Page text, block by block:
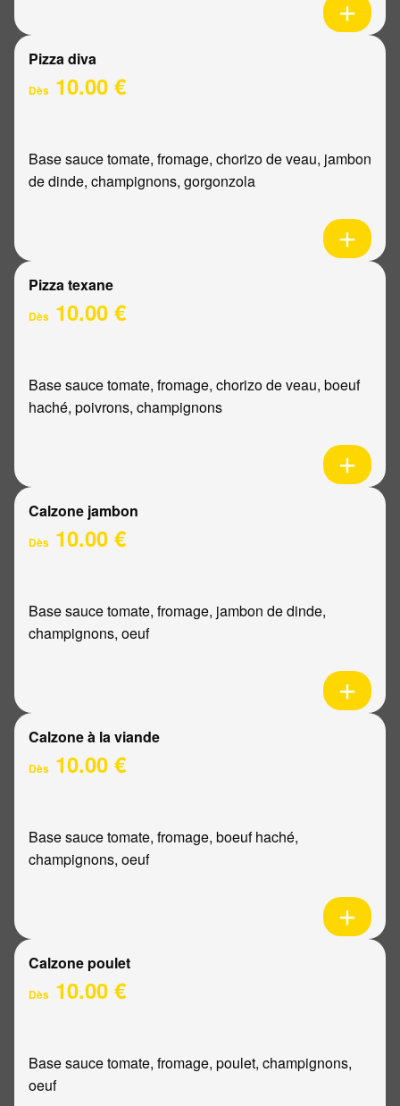
Pizza diva
Dès 10.00 €
Base sauce tomate, fromage, chorizo de veau, jambon
de dinde, champignons, gorgonzola
Pizza texane
Dès 10.00 €
Base sauce tomate, fromage, chorizo de veau, boeuf
haché, poivrons, champignons
Calzone jambon
Dès 10.00 €
Base sauce tomate, fromage, jambon de dinde,
champignons, oeuf
Calzone à la viande
Dès 10.00 €
Base sauce tomate, fromage, boeuf haché,
champignons, oeuf
Calzone poulet
Dès 10.00 €
Base sauce tomate, fromage, poulet, champignons,
oeuf